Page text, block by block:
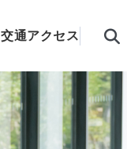
交通アクセス